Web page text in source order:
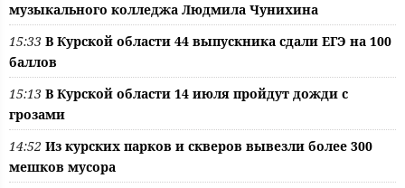
музыкального колледжа Людмила Чунихина
15:33 В Курской области 44 выпускника сдали ЕГЭ на 100
баллов
15:13 В Курской области 14 июля пройдут дожди с
грозами
14:52 Из курских парков и скверов вывезли более 300
мешков мусора